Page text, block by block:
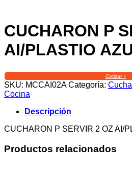
CUCHARON P
AI/PLASTIO
Cotizar +
SKU: MCCAI02A Categoría:
Cocina
Descripción
CUCHARON P SERVIR 2 OZ AI/
Productos relacionados